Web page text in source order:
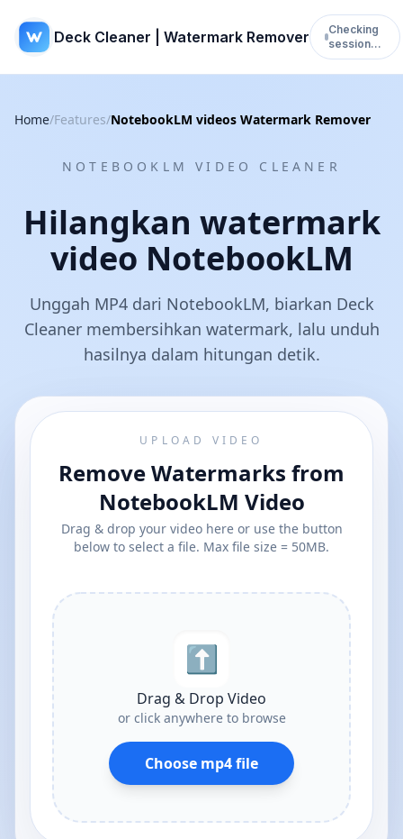
Deck Cleaner | Watermark Remover
Checking
session…
Home/Features/NotebookLM videos Watermark Remover
NOTEBOOKLM VIDEO CLEANER
Hilangkan watermark
video NotebookLM
Unggah MP4 dari NotebookLM, biarkan Deck
Cleaner membersihkan watermark, lalu unduh
hasilnya dalam hitungan detik.
UPLOAD VIDEO
Remove Watermarks from
NotebookLM Video
Drag & drop your video here or use the button
below to select a file. Max file size = 50MB.
⬆︎
Drag & Drop Video
or click anywhere to browse
Choose mp4 file